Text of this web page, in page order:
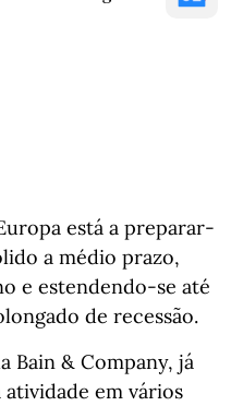
está a preparar-
a médio prazo,
e estendendo-se até
de recessão.
Bain & Company, já
atividade em vários